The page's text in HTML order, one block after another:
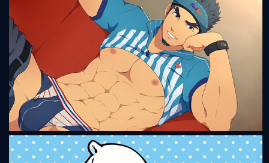
Semantic Error